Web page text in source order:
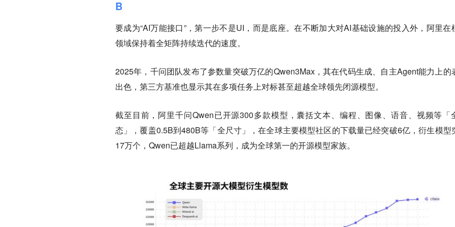
B
要成为“AI万能接口”，第一步不是UI，而是底座。在不断加大对AI基础设施的投入外，阿里在
领域保持着全矩阵持续迭代的速度。
2025年，千问团队发布了参数量突破万亿的Qwen3Max，其在代码生成、自主Agent能力上的
出色，第三方基准也显示其在多项任务上对标甚至超越全球领先闭源模型。
截至目前，阿里千问Qwen已开源300多款模型，囊括文本、编程、图像、语音、视频等「
态」，覆盖0.5B到480B等「全尺寸」，在全球主要模型社区的下载量已经突破6亿，衍生模型
17万个，Qwen已超越Llama系列，成为全球第一的开源模型家族。